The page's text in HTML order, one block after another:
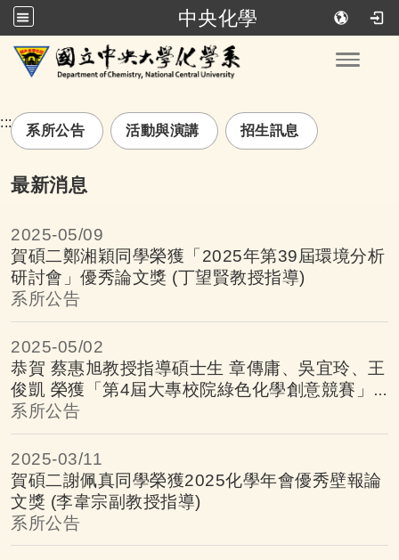
中央化學
跳到主要內容
:::
系所公告 活動與演講 招生訊息
最新消息
2025-05/09
賀碩二鄭湘穎同學榮獲「2025年第39屆環境分析
研討會」優秀論文獎 (丁望賢教授指導)
系所公告
2025-05/02
恭賀 蔡惠旭教授指導碩士生 章傳庸、吳宜玲、王
俊凱 榮獲「第4屆大專校院綠色化學創意競賽」
研究組佳作
系所公告
2025-03/11
賀碩二謝佩真同學榮獲2025化學年會優秀壁報論
文獎 (李韋宗副教授指導)
系所公告